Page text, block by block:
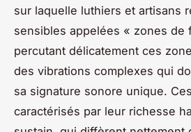
sur laquelle luthiers et artisans
sensibles appelées « zones de
percutant délicatement ces
des vibrations complexes qui
sa signature sonore unique.
caractérisés par leur richesse